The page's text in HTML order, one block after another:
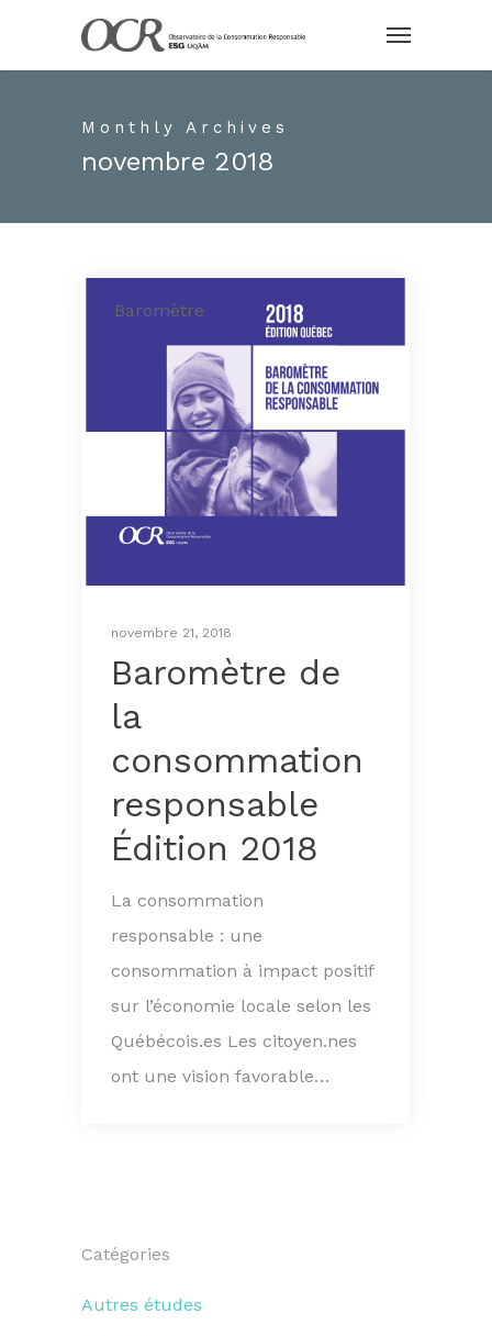
Monthly Archives
novembre 2018
Baromètre
novembre 21, 2018
Baromètre de
la
consommation
responsable
Édition 2018
La consommation
responsable : une
consommation à impact positif
sur l’économie locale selon les
Québécois.es Les citoyen.nes
ont une vision favorable…
Catégories
Autres études